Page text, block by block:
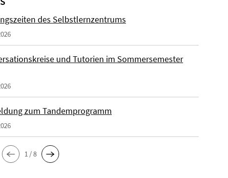
des Selbstlernzentrums
und Tutorien im Sommersemester
zum Tandemprogramm
1 / 8